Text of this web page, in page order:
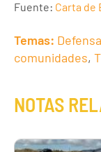
Fuente: Carta de
Temas:
comunidades,
NOTAS